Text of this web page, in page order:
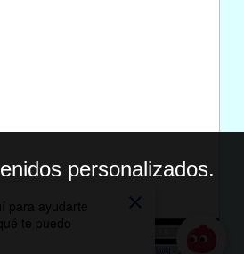
personalizados.